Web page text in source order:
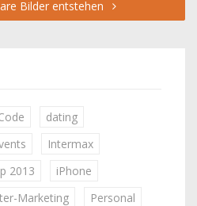
Bilder entstehen
dating
Intermax
2013
iPhone
Marketing
Personal